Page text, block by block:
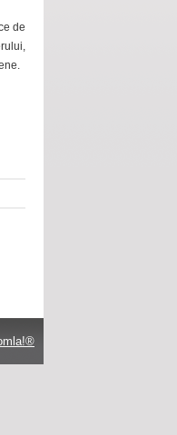
de